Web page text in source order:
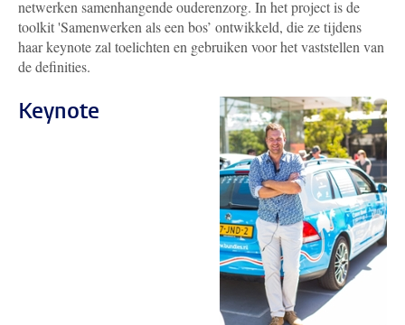
netwerken samenhangende ouderenzorg. In het project is de
toolkit 'Samenwerken als een bos’ ontwikkeld, die ze tijdens
haar keynote zal toelichten en gebruiken voor het vaststellen van
de definities.
Keynote